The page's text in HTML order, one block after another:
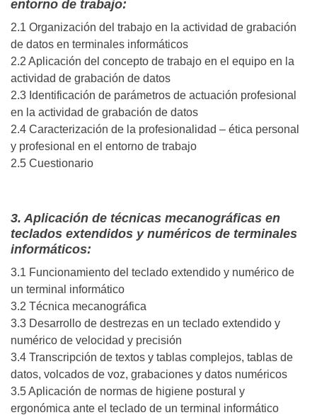
entorno de trabajo:
2.1 Organización del trabajo en la actividad de grabación
de datos en terminales informáticos
2.2 Aplicación del concepto de trabajo en el equipo en la
actividad de grabación de datos
2.3 Identificación de parámetros de actuación profesional
en la actividad de grabación de datos
2.4 Caracterización de la profesionalidad – ética personal
y profesional en el entorno de trabajo
2.5 Cuestionario
3. Aplicación de técnicas mecanográficas en
teclados extendidos y numéricos de terminales
informáticos:
3.1 Funcionamiento del teclado extendido y numérico de
un terminal informático
3.2 Técnica mecanográfica
3.3 Desarrollo de destrezas en un teclado extendido y
numérico de velocidad y precisión
3.4 Transcripción de textos y tablas complejos, tablas de
datos, volcados de voz, grabaciones y datos numéricos
3.5 Aplicación de normas de higiene postural y
ergonómica ante el teclado de un terminal informático